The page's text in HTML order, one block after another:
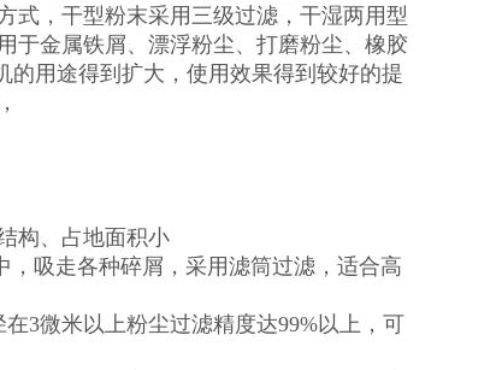
式，干型粉末采用三级过滤，干湿两用型
于金属铁屑、漂浮粉尘、打磨粉尘、橡胶
的用途得到扩大，使用效果得到较好的提
构、占地面积小
，吸走各种碎屑，采用滤筒过滤，适合高
3微米以上粉尘过滤精度达99%以上，可